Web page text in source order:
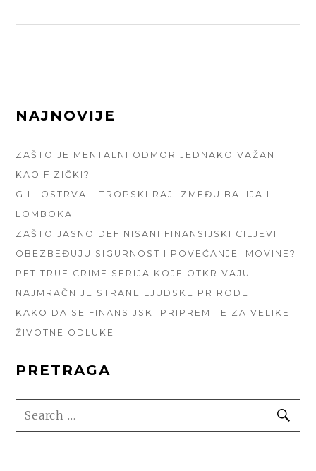
FOOTER
NAJNOVIJE
ZAŠTO JE MENTALNI ODMOR JEDNAKO VAŽAN
KAO FIZIČKI?
GILI OSTRVA – TROPSKI RAJ IZMEĐU BALIJA I
LOMBOKA
ZAŠTO JASNO DEFINISANI FINANSIJSKI CILJEVI
OBEZBEĐUJU SIGURNOST I POVEĆANJE IMOVINE?
PET TRUE CRIME SERIJA KOJE OTKRIVAJU
NAJMRAČNIJE STRANE LJUDSKE PRIRODE
KAKO DA SE FINANSIJSKI PRIPREMITE ZA VELIKE
ŽIVOTNE ODLUKE
PRETRAGA
SEARCH
FOR: